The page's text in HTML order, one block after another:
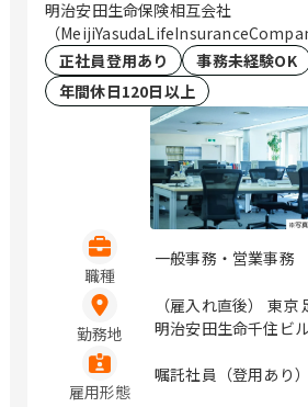
明治安田生命保険相互会社
（
正社員登用あり
事務未経験OK
年間休日120日以上
職種
一般事務・営業事務
勤務地
（雇入れ直後） 東
明治安田生命千住ビ
市曙町2-17-3 明治安
雇用形態
嘱託社員（登用あり）